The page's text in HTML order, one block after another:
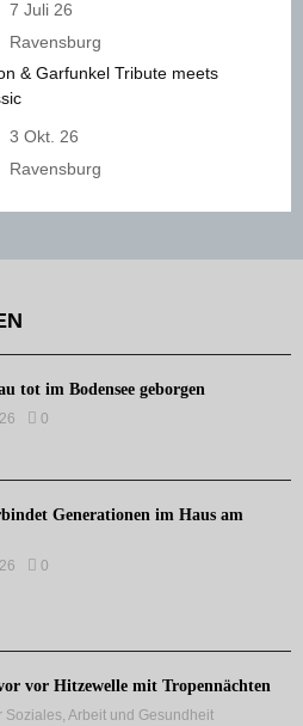
7 Juli 26
Ravensburg
& Garfunkel Tribute meets
3 Okt. 26
Ravensburg
tot im Bodensee geborgen
0
Generationen im Haus am
0
vor Hitzewelle mit Tropennächten
Soziales, Arbeit und Gesundheit